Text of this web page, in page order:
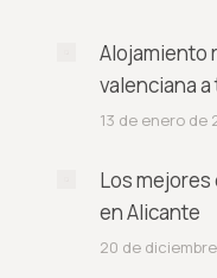
Alojamiento
valenciana
13 de enero de
Los
en Alicante
20 de